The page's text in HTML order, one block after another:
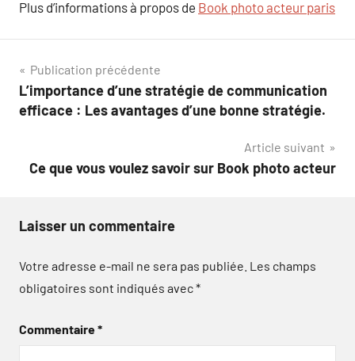
Plus d’informations à propos de Book photo acteur paris
Navigation
de
Publication précédente
L’importance d’une stratégie de communication
efficace : Les avantages d’une bonne stratégie.
Article suivant
Ce que vous voulez savoir sur Book photo acteur
Laisser un commentaire
Votre adresse e-mail ne sera pas publiée. Les champs
obligatoires sont indiqués avec*
Commentaire*